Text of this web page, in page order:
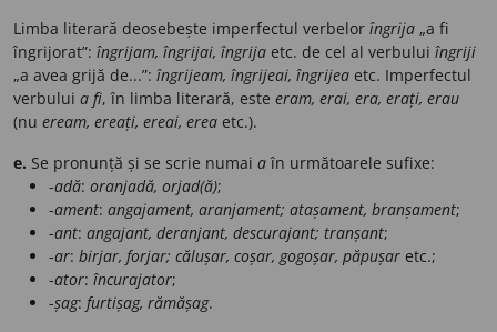
Limba literară deosebește imperfectul verbelor îngrija „a fi
îngrijorat”: îngrijam, îngrijai, îngrija etc. de cel al verbului îngriji
„a avea grijă de...”: îngrijeam, îngrijeai, îngrijea etc. Imperfectul
verbului a fi, în limba literară, este eram, erai, era, erați, erau
(nu eream, ereați, ereai, erea etc.).
e. Se pronunță și se scrie numai aîn următoarele sufixe:
-adă: oranjadă, orjad(ă);
-ament: angajament, aranjament; atașament, branșament;
-ant: angajant, deranjant, descurajant; tranșant;
-ar: birjar, forjar; călușar, coșar, gogoșar, păpușar etc.;
-ator: încurajator;
-șag: furtișag, rămășag.